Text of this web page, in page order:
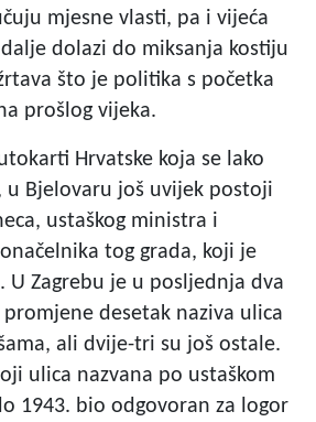
mjesne vlasti, pa i vijeća
dolazi do miksanja kostiju
što je politika s početka
prošlog vijeka.
Hrvatske koja se lako
u Bjelovaru još uvijek postoji
ustaškog ministra i
tog grada, koji je
Zagrebu je u posljednja dva
desetak naziva ulica
ali dvije-tri su još ostale.
ulica nazvana po ustaškom
1943. bio odgovoran za logor